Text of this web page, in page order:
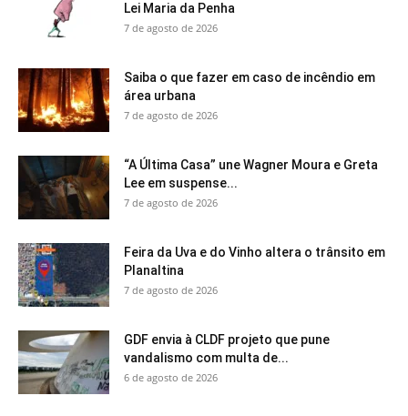
Lei Maria da Penha
7 de agosto de 2026
Saiba o que fazer em caso de incêndio em
área urbana
7 de agosto de 2026
“A Última Casa” une Wagner Moura e Greta
Lee em suspense...
7 de agosto de 2026
Feira da Uva e do Vinho altera o trânsito em
Planaltina
7 de agosto de 2026
GDF envia à CLDF projeto que pune
vandalismo com multa de...
6 de agosto de 2026